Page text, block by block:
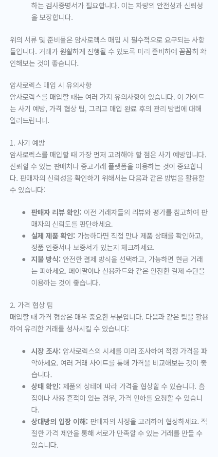
하는 검사증명서가 필요합니다. 이는 차량의 안전성과 신뢰성
을 보장합니다.
위의 서류 및 준비물은 암사로렉스 매입 시 필수적으로 요구되는 사항
들입니다. 거래가 원활하게 진행될 수 있도록 미리 준비하여 꼼꼼히 확
인해보는 것이 좋습니다.
암사로렉스 매입 시 유의사항
암사로렉스를 매입할 때는 여러 가지 유의사항이 있습니다. 이 가이드
는 사기 예방, 가격 협상 팁, 그리고 매입 완료 후의 관리 방법에 대해
알려드립니다.
1. 사기 예방
암사로렉스를 매입할 때 가장 먼저 고려해야 할 점은 사기 예방입니다.
신뢰할 수 있는 판매처나 중고거래 플랫폼을 이용하는 것이 중요합니
다. 판매자의 신뢰성을 확인하기 위해서는 다음과 같은 방법을 활용할
수 있습니다:
판매자 리뷰 확인: 이전 거래자들의 리뷰와 평가를 참고하여 판
매자의 신뢰도를 판단하세요.
실제 제품 확인: 가능하다면 직접 만나 제품 상태를 확인하고,
정품 인증서나 보증서가 있는지 체크하세요.
지불 방식: 안전한 결제 방식을 선택하고, 가능하면 현금 거래
는 피하세요. 페이팔이나 신용카드와 같은 안전한 결제 수단을
이용하는 것이 좋습니다.
2. 가격 협상 팁
매입할 때 가격 협상은 매우 중요한 부분입니다. 다음과 같은 팁을 활용
하여 유리한 거래를 성사시킬 수 있습니다:
시장 조사: 암사로렉스의 시세를 미리 조사하여 적정 가격을 파
악하세요. 여러 거래 사이트를 통해 가격을 비교해보는 것이 좋
습니다.
상태 확인: 제품의 상태에 따라 가격을 협상할 수 있습니다. 흠
집이나 사용 흔적이 있는 경우, 가격 인하를 요청할 수 있습니
다.
상대방의 입장 이해: 판매자의 사정을 고려하여 협상하세요. 적
절한 가격 제안을 통해 서로가 만족할 수 있는 거래를 만들 수
있습니다.